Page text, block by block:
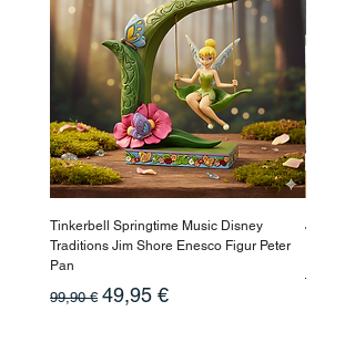
Tinkerbell Springtime Music Disney
Traditions Jim Shore Enesco Figur Peter
Pan
Prix original
99,90 € Prix promotionnel
49,95 €
Jasmin
Prix
199,90 €